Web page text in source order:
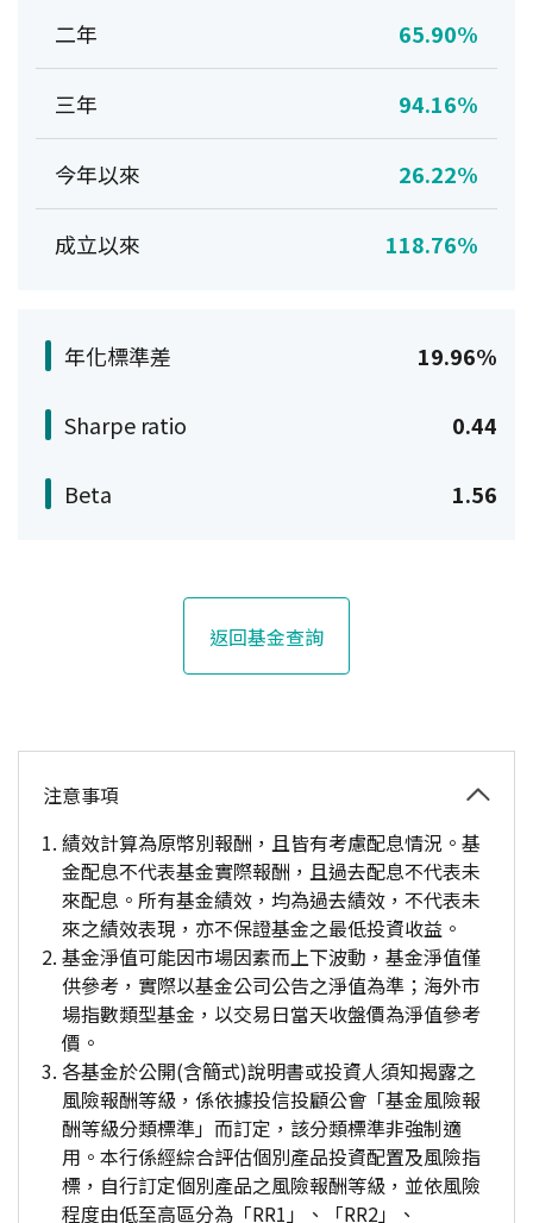
二年 65.90%
三年 94.16%
今年以來 26.22%
成立以來 118.76%
年化標準差 19.96%
Sharpe ratio 0.44
Beta 1.56
返回基金查詢
注意事項
績效計算為原幣別報酬，且皆有考慮配息情況。基
金配息不代表基金實際報酬，且過去配息不代表未
來配息。所有基金績效，均為過去績效，不代表未
來之績效表現，亦不保證基金之最低投資收益。
基金淨值可能因市場因素而上下波動，基金淨值僅
供參考，實際以基金公司公告之淨值為準；海外市
場指數類型基金，以交易日當天收盤價為淨值參考
價。
各基金於公開(含簡式)說明書或投資人須知揭露之
風險報酬等級，係依據投信投顧公會「基金風險報
酬等級分類標準」而訂定，該分類標準非強制適
用。本行係經綜合評估個別產品投資配置及風險指
標，自行訂定個別產品之風險報酬等級，並依風險
程度由低至高區分為「RR1」、「RR2」、